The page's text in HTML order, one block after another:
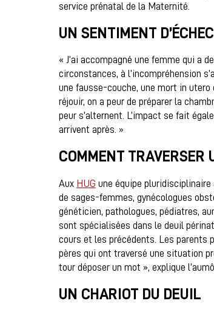
service prénatal de la Maternité.
UN SENTIMENT D’ÉCHEC
« J’ai accompagné une femme qui a
circonstances, à l’incompréhension
une fausse-couche, une mort in utero
réjouir, on a peur de préparer la
peur s’alternent. L’impact se fait
arrivent après. »
COMMENT TRAVERSER
Aux HUG une équipe
de sages-femmes, gynécologues
généticien, pathologues, pédiatres,
sont spécialisées dans le deuil
cours et les précédents. Les parents
pères qui ont traversé une situation
tour déposer un mot », explique
UN CHARIOT DU DEUIL